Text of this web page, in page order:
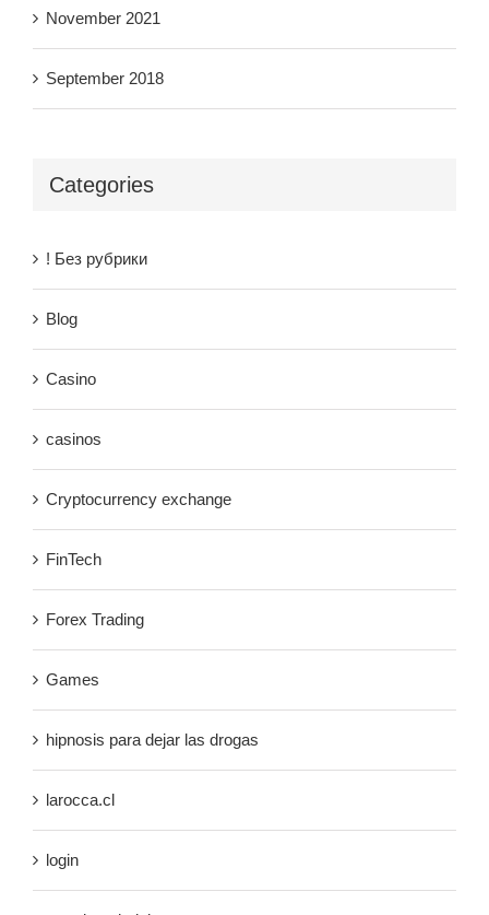
November 2021
September 2018
Categories
! Без рубрики
Blog
Casino
casinos
Cryptocurrency exchange
FinTech
Forex Trading
Games
hipnosis para dejar las drogas
larocca.cl
login